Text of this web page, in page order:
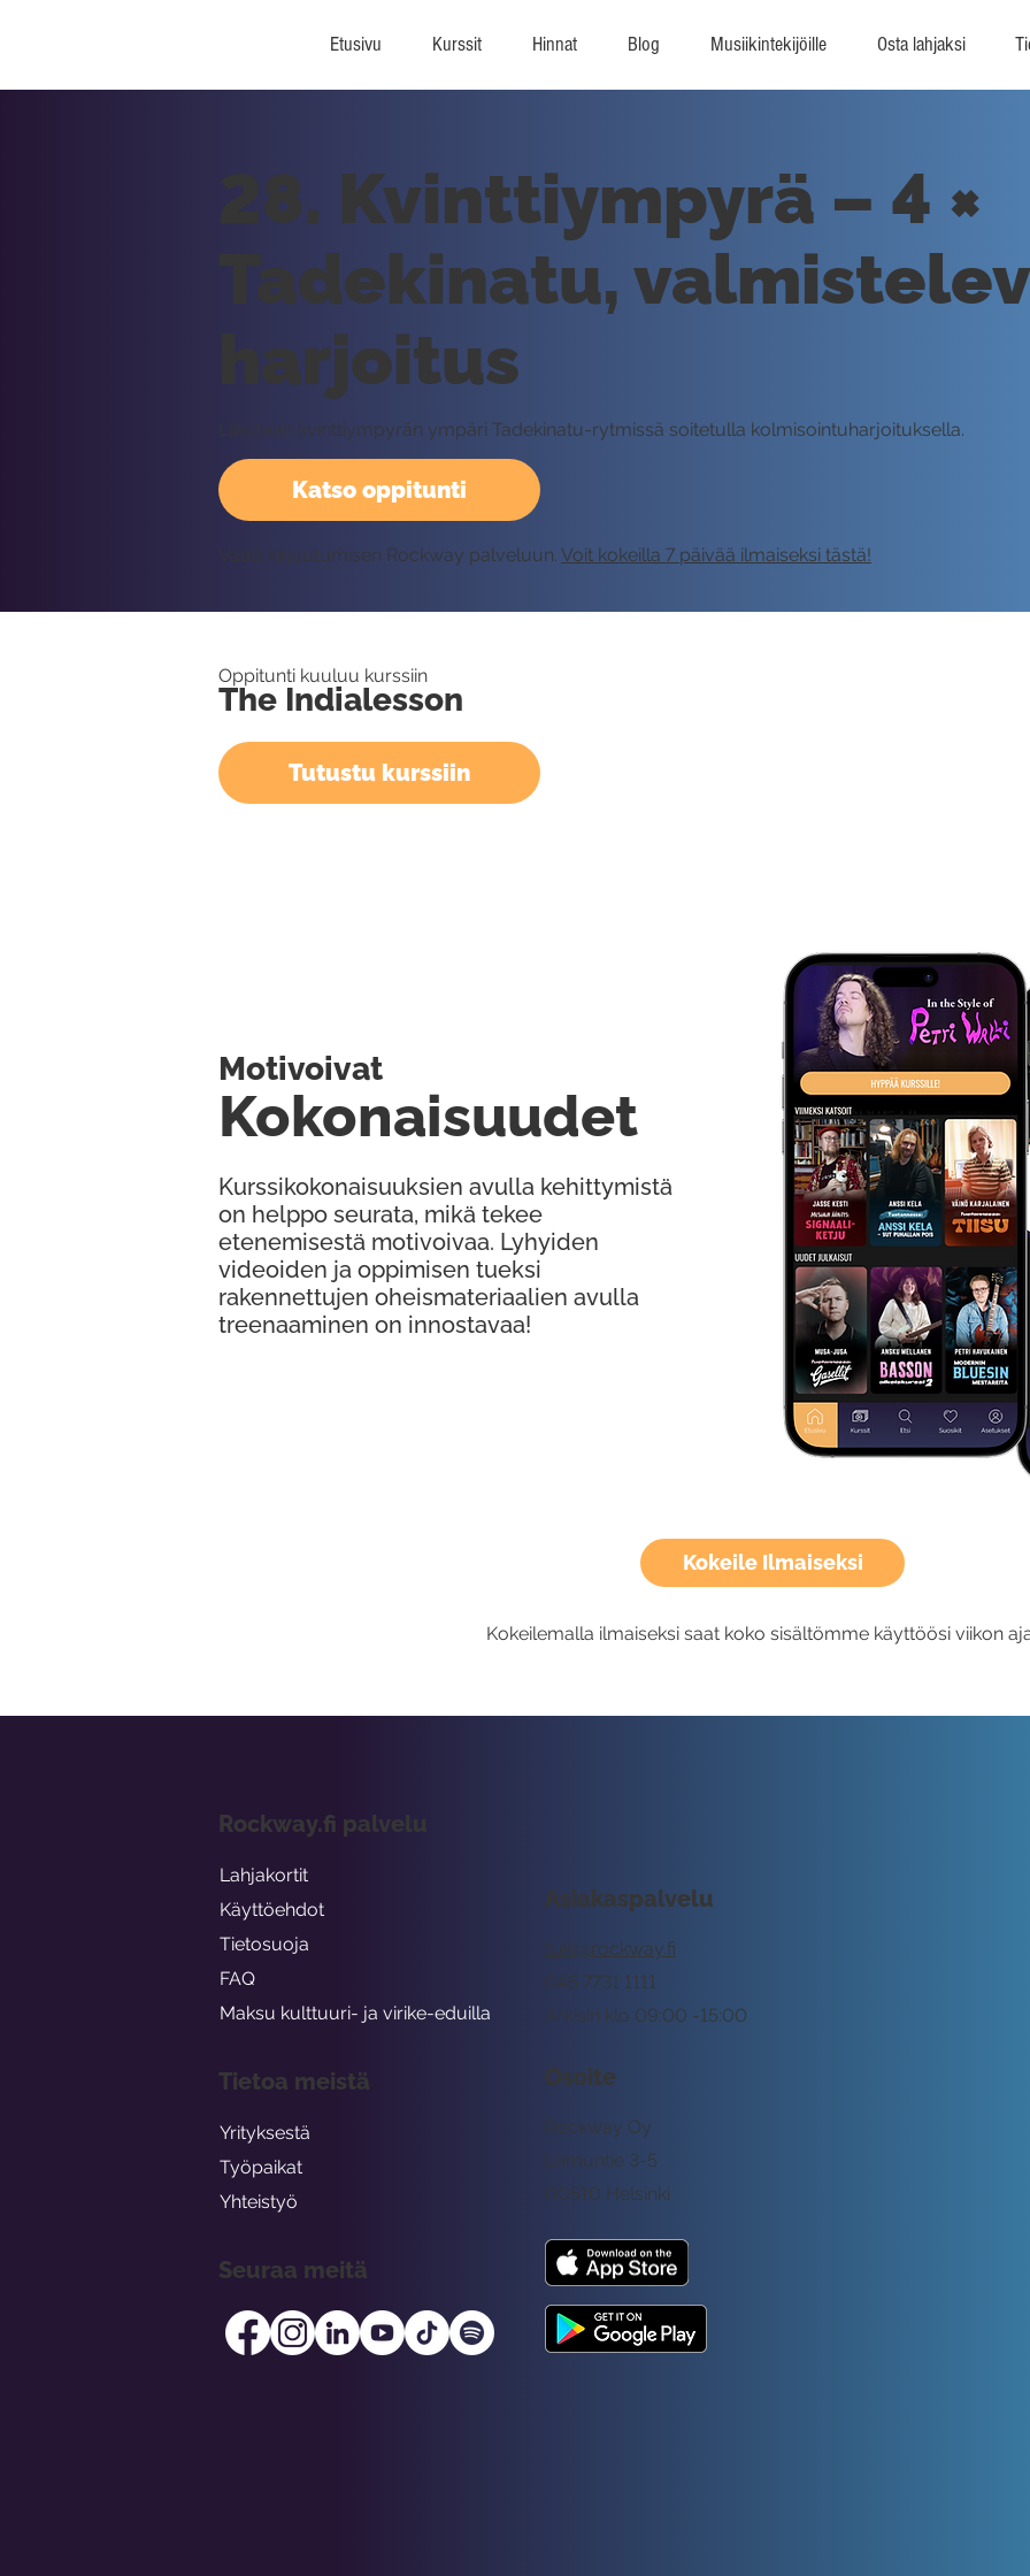
Etusivu Kurssit Hinnat Blog Musiikintekijöille Osta lahjaksi
Kokeile Ilmaiseksi
Kokeilemalla ilmaiseksi saat koko sisältömme käyttöösi viikon
Katso oppitunti
28. Kvinttiympyrä – 4 ×
Tadekinatu,
harjoitus
Liikutaan kvinttiympyrän ympäri Tadekinatu-rytmissä soitetulla kolmisointuharjoituksella.
Vaatii kirjautumisen Rockway palveluun. Voit kokeilla 7 päivää ilmaiseksi tästä!
Oppitunti kuuluu kurssiin
The Indialesson
Tutustu kurssiin
Kurssikokonaisuuksien avulla kehittymistä
on helppo seurata, mikä tekee
etenemisestä motivoivaa. Lyhyiden
videoiden ja oppimisen tueksi
rakennettujen oheismateriaalien avulla
treenaaminen on innostavaa!
Kokonaisuudet
Motivoivat
Asiakaspalvelu
tuki@rockway.fi
Arkisin klo 09:00 -15:00
045 7731 1111
Osoite
Rockway Oy
Lemuntie 3-5
00510 Helsinki
Rockway.fi palvelu
Lahjakortit
Käyttöehdot
Tietosuoja
FAQ
Maksu kulttuuri- ja virike-eduilla
Tietoa meistä
Yrityksestä
Työpaikat
Yhteistyö
Seuraa meitä